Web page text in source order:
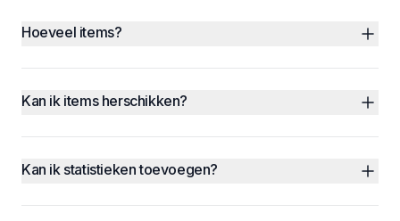
Hoeveel items?
Kan ik items herschikken?
Kan ik statistieken toevoegen?